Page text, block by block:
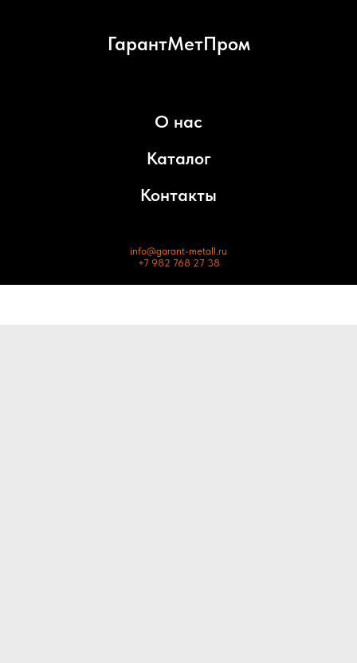
ГарантМетПром
О нас
Каталог
Контакты
info@garant-metall.ru
+7 982 768 27 38